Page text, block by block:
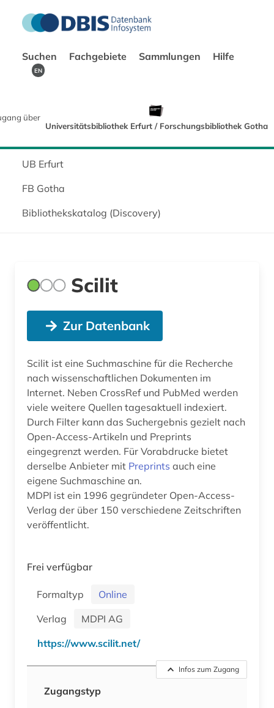
Suchen Fachgebiete Sammlungen Hilfe
EN
über
Universitätsbibliothek Erfurt / Forschungsbibliothek Gotha
UB Erfurt
FB Gotha
Bibliothekskatalog (Discovery)
Scilit
Zur Datenbank
Scilit ist eine Suchmaschine für die Recherche
nach wissenschaftlichen Dokumenten im
Internet. Neben CrossRef und PubMed werden
viele weitere Quellen tagesaktuell indexiert.
Durch Filter kann das Suchergebnis gezielt nach
Open-Access-Artikeln und Preprints
eingegrenzt werden. Für Vorabdrucke bietet
derselbe Anbieter mit Preprints auch eine
eigene Suchmaschine an.
MDPI ist ein 1996 gegründeter Open-Access-
Verlag der über 150 verschiedene Zeitschriften
veröffentlicht.
Frei verfügbar
Formaltyp
Online
Verlag
MDPI AG
https://www.scilit.net/
Infos zum Zugang
Zugangstyp